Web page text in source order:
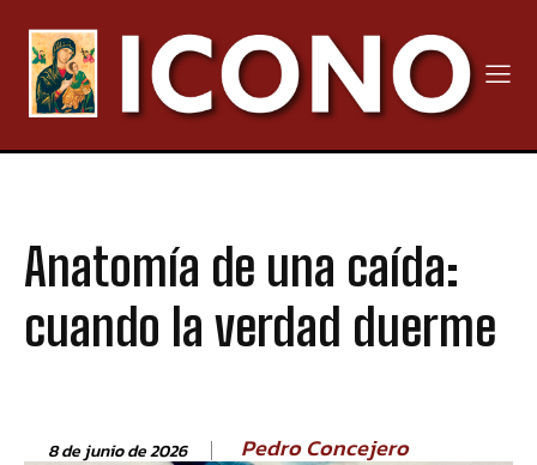
Anatomía de una caída:
cuando la verdad duerme
8 de junio de 2026 Pedro Concejero